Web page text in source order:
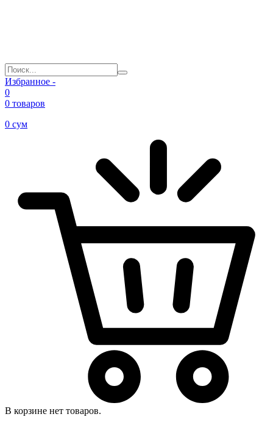
Избранное -
0
0 товаров
0 сум
В корзине нет товаров.